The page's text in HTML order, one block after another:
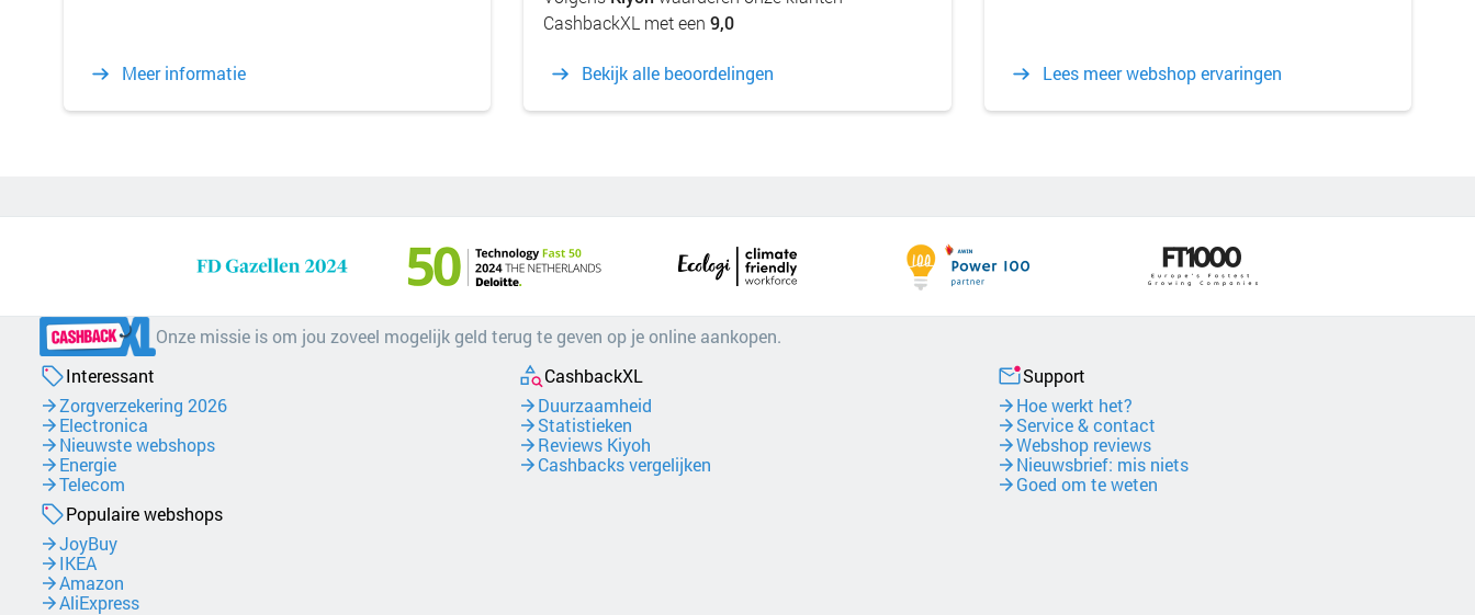
Meer informatie
CashbackXL met een9,0
Bekijk alle beoordelingen Lees meer webshop ervaringen
Onze missie is om jou zoveel mogelijk geld terug te geven op je online aankopen.
Interessant
Zorgverzekering 2026
Electronica
Nieuwste webshops
Energie
Telecom
CashbackXL
Duurzaamheid
Statistieken
Reviews Kiyoh
Cashbacks vergelijken
Support
Hoe werkt het?
Service & contact
Webshop reviews
Nieuwsbrief: mis niets
Goed om te weten
Populaire webshops
JoyBuy
IKEA
Amazon
AliExpress